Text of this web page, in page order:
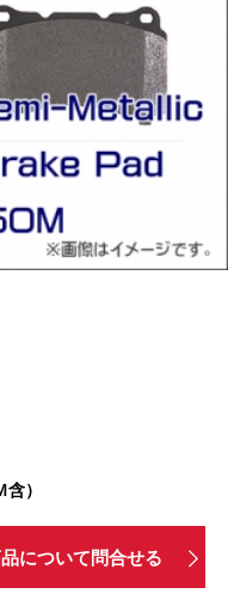
）
について問合せる